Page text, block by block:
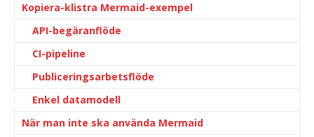
Kopiera-klistra Mermaid-exempel
API-begäranflöde
CI-pipeline
Publiceringsarbetsflöde
Enkel datamodell
När man inte ska använda Mermaid